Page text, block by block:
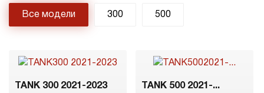
Все модели 300 500
TANK 300 2021-2023 TANK 500 2021-...